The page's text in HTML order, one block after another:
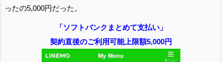
ったの5,000円だった。
「ソフトバンクまとめて支払い」
契約直後のご利用可能上限額5,000円